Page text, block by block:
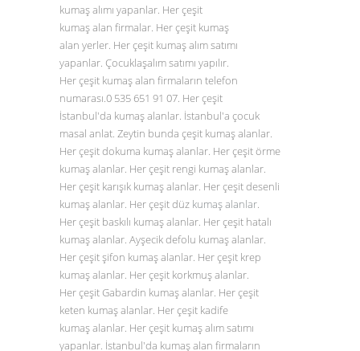
kumaş alımı yapanlar. Her çeşit
kumaş alan firmalar. Her çeşit kumaş
alan yerler. Her çeşit kumaş alım satımı
yapanlar. Çocuklaşalım satımı yapılır.
Her çeşit kumaş alan firmaların telefon
numarası.0 535 651 91 07. Her çeşit
İstanbul'da kumaş alanlar. İstanbul'a çocuk
masal anlat. Zeytin bunda çeşit kumaş alanlar.
Her çeşit dokuma kumaş alanlar. Her çeşit örme
kumaş alanlar. Her çeşit rengi kumaş alanlar.
Her çeşit karışık kumaş alanlar. Her çeşit desenli
kumaş alanlar. Her çeşit düz kumaş alanlar.
Her çeşit baskılı kumaş alanlar. Her çeşit hatalı
kumaş alanlar. Ayşecik defolu kumaş alanlar.
Her çeşit şifon kumaş alanlar. Her çeşit krep
kumaş alanlar. Her çeşit korkmuş alanlar.
Her çeşit Gabardin kumaş alanlar. Her çeşit
keten kumaş alanlar. Her çeşit kadife
kumaş alanlar. Her çeşit kumaş alım satımı
yapanlar. İstanbul'da kumaş alan firmaların